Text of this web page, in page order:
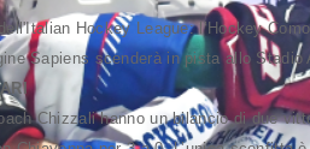
Hockey League: l’Hockey
Sapiens scenderà in pista allo
Chizzali hanno un bilancio di due